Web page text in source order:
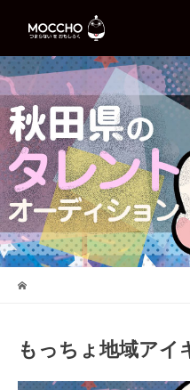
もっちょ地域アイ